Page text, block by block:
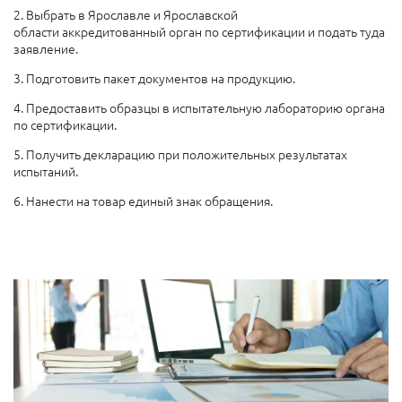
2. Выбрать в Ярославле и Ярославской
области аккредитованный орган по сертификации и подать туда
заявление.
3. Подготовить пакет документов на продукцию.
4. Предоставить образцы в испытательную лабораторию органа
по сертификации.
5. Получить декларацию при положительных результатах
испытаний.
6. Нанести на товар единый знак обращения.